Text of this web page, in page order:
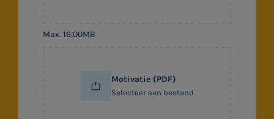
Max. 16,00MB
Motivatie (PDF)
Selecteer een bestand